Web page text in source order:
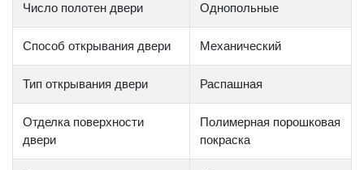
Число полотен двери Однопольные
Способ открывания двери Механический
Тип открывания двери Распашная
Отделка поверхности
двери
Полимерная порошковая
покраска